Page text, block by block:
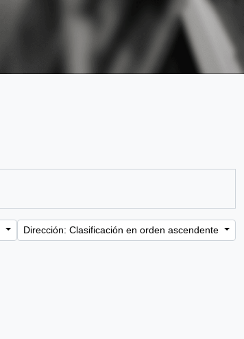
Dirección: Clasificación en orden ascendente